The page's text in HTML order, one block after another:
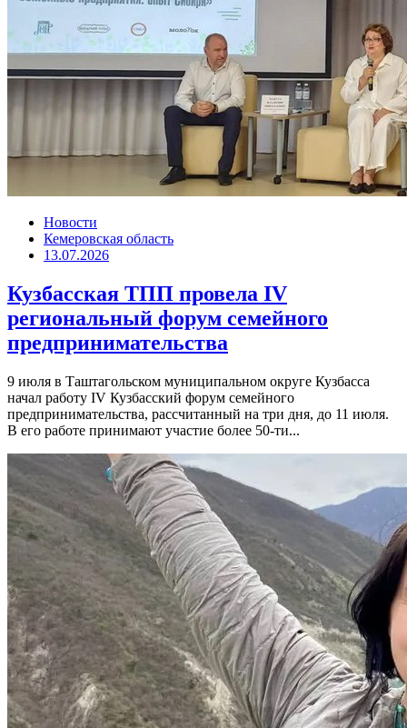
Новости
Кемеровская область
13.07.2026
Кузбасская ТПП провела IV
региональный форум семейного
предпринимательства
9 июля в Таштагольском муниципальном округе Кузбасса
начал работу IV Кузбасский форум семейного
предпринимательства, рассчитанный на три дня, до 11 июля.
В его работе принимают участие более 50-ти...